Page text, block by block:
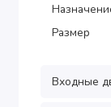
Размер
Входные